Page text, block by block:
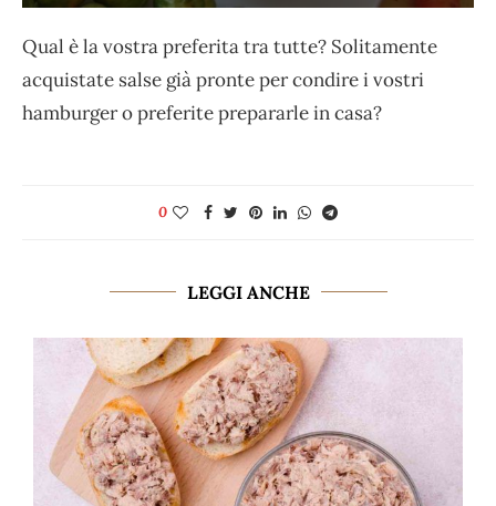
Qual è la vostra preferita tra tutte? Solitamente
acquistate salse già pronte per condire i vostri
hamburger o preferite prepararle in casa?
0
LEGGI ANCHE